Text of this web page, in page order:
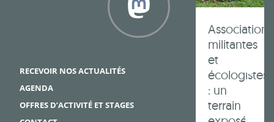
Associations
militantes
et
écologistes
: un
terrain
RECEVOIR NOS ACTUALITÉS
AGENDA
OFFRES D’ACTIVITÉ ET STAGES